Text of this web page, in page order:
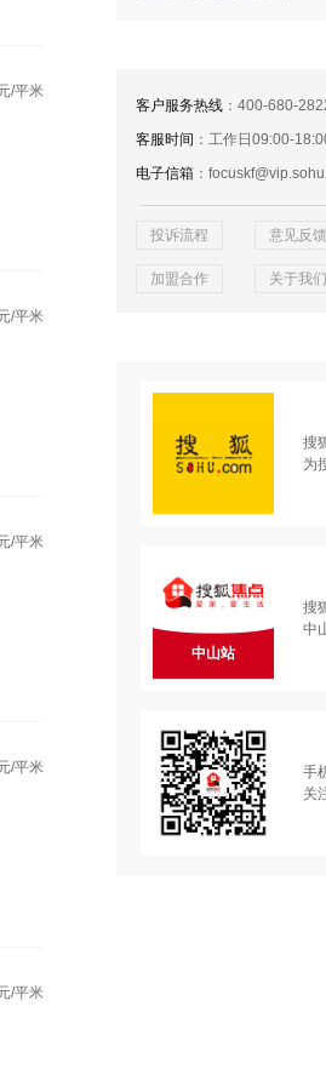
/平米
/平米
/平米
/平米
/平米
客户服务热线 ：400-680-
客服时间 ：工作日09:00-
电子信箱 ：
投诉流程 意见反馈
加盟合作 关于我们
搜
为
中山站
搜
中
手
关